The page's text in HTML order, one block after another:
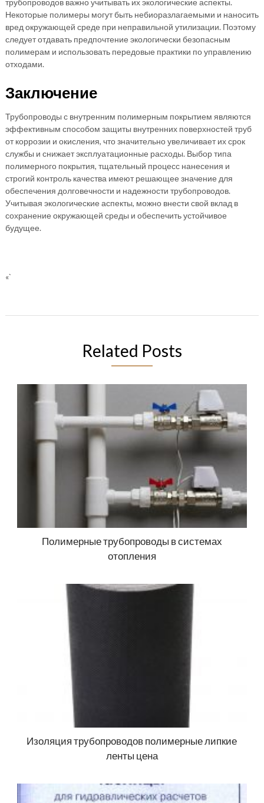
трубопроводов важно учитывать их экологические аспекты.
Некоторые полимеры могут быть небиоразлагаемыми и наносить
вред окружающей среде при неправильной утилизации. Поэтому
следует отдавать предпочтение экологически безопасным
полимерам и использовать передовые практики по управлению
отходами.
Заключение
Трубопроводы с внутренним полимерным покрытием являются
эффективным способом защиты внутренних поверхностей труб
от коррозии и окисления, что значительно увеличивает их срок
службы и снижает эксплуатационные расходы. Выбор типа
полимерного покрытия, тщательный процесс нанесения и
строгий контроль качества имеют решающее значение для
обеспечения долговечности и надежности трубопроводов.
Учитывая экологические аспекты, можно внести свой вклад в
сохранение окружающей среды и обеспечить устойчивое
будущее.
«`
Related Posts
Полимерные трубопроводы в системах
отопления
Изоляция трубопроводов полимерные липкие
ленты цена